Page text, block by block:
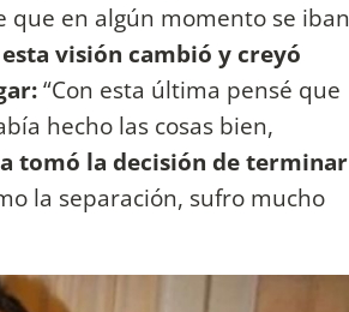
que en algún momento se iban
visión cambió y creyó
“Con esta última pensé que
hecho las cosas bien,
tomó la decisión de terminar
la separación, sufro mucho